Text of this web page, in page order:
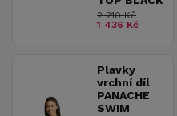
2 210 Kč
1 436 Kč
Plavky
vrchní díl
PANACHE
SWIM